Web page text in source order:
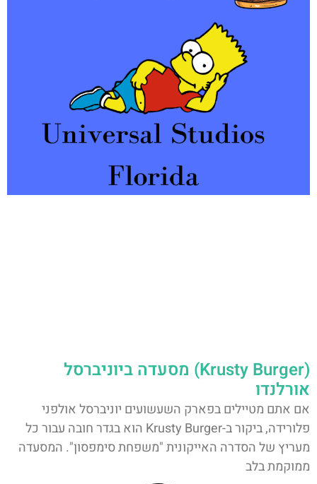
(Krusty Burger) מסעדה ביוניברסל
אורלנדו
אם אתם מטיילים בפארק השעשועים יוניברסל אולפני
פלורידה, ביקור ב-Krusty Burger הוא בגדר חובה עבור כל
מעריץ של הסדרה האייקונית "משפחת סימפסון". המסעדה
ממוקמת בלב